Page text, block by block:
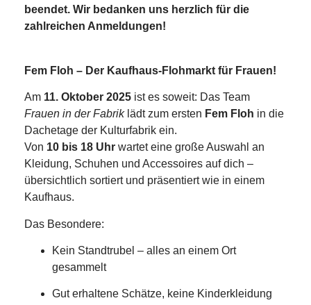
beendet. Wir bedanken uns herzlich für die
zahlreichen Anmeldungen!
Fem Floh – Der Kaufhaus-Flohmarkt für Frauen!
Am 11. Oktober 2025ist es soweit: Das Team
Frauen in der Fabriklädt zum ersten Fem Floh in die
Dachetage der Kulturfabrik ein.
Von 10 bis 18 Uhrwartet eine große Auswahl an
Kleidung, Schuhen und Accessoires auf dich –
übersichtlich sortiert und präsentiert wie in einem
Kaufhaus.
Das Besondere:
Kein Standtrubel – alles an einem Ort
gesammelt
Gut erhaltene Schätze, keine Kinderkleidung